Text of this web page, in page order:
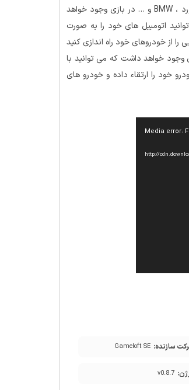
مسابقات کنید . بیش از 50 نوع برند از خودروهای بسیار معروف جهان مانند پورشه ، فورد ، BMW و … در بازی وجود خواهد
اتومبیل های خود را به صورت
از خودروهای خود راه اندازی کنید
وجود خواهد داشت که می توانید با
خود را ارتقاء داده و خودرو های
Media error:
سازنده: Gameloft SE
v0.8.7